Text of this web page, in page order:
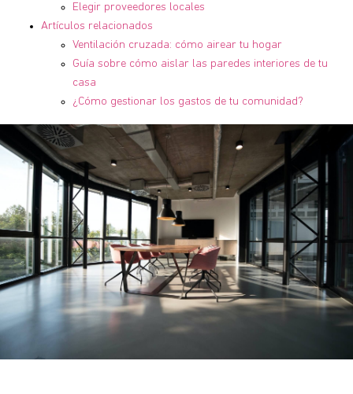
Elegir proveedores locales
Artículos relacionados
Ventilación cruzada: cómo airear tu hogar
Guía sobre cómo aislar las paredes interiores de tu
casa
¿Cómo gestionar los gastos de tu comunidad?